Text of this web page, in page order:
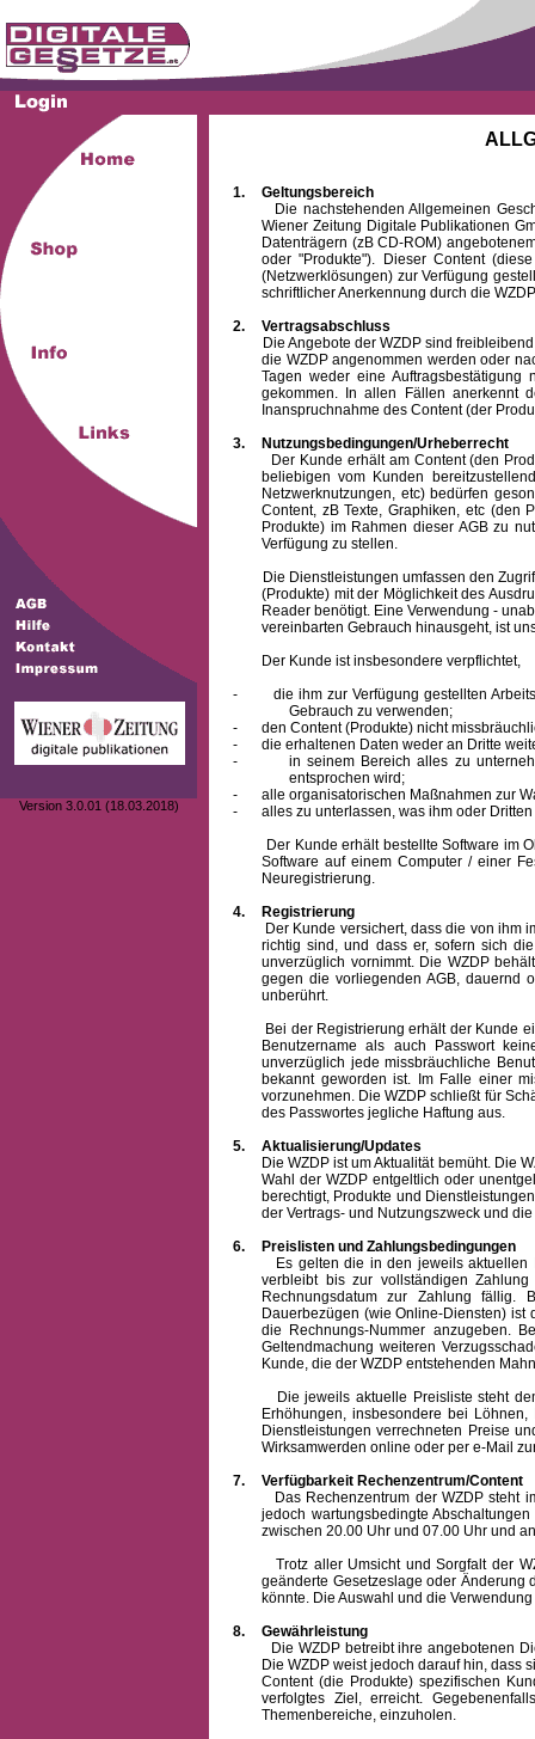
Version 3.0.01 (18.03.2018)
1.
Geltungsbereich
Die nachstehenden Allgemeinen
Wiener Zeitung Digitale Publikationen
Datenträgern (zB CD-ROM)
oder "Produkte"). Dieser Content
(Netzwerklösungen) zur Verfügung
schriftlicher Anerkennung durch die
2.
Vertragsabschluss
Die Angebote der WZDP sind freibleibend.
die WZDP angenommen werden oder
Tagen weder eine
gekommen. In allen Fällen anerkennt
Inanspruchnahme des Content (der
3.
Nutzungsbedingungen/Urheberrecht
Der Kunde erhält am Content (den
beliebigen vom Kunden
Netzwerknutzungen, etc) bedürfen
Content, zB Texte, Graphiken, etc (den
Produkte) im Rahmen dieser AGB zu
Verfügung zu stellen.
Die Dienstleistungen umfassen den Zugriff
(Produkte) mit der Möglichkeit des
Reader benötigt. Eine Verwendung -
vereinbarten Gebrauch hinausgeht, ist
Der Kunde ist insbesondere verpflichtet,
-
die ihm zur Verfügung gestellten
Gebrauch zu verwenden;
-
den Content (Produkte) nicht
-
die erhaltenen Daten weder an Dritte
-
in seinem Bereich alles zu
entsprochen wird;
-
alle organisatorischen Maßnahmen zur
-
alles zu unterlassen, was ihm oder
Der Kunde erhält bestellte Software im
Software auf einem Computer / einer
Neuregistrierung.
4.
Registrierung
Der Kunde versichert, dass die von ihm
richtig sind, und dass er, sofern sich
unverzüglich vornimmt. Die WZDP
gegen die vorliegenden AGB, dauernd
unberührt.
Bei der Registrierung erhält der Kunde
Benutzernameals auch Passwort
unverzüglich jede missbräuchliche
bekannt geworden ist. Im Falle einer
vorzunehmen. Die WZDP schließt für
des Passwortes jegliche Haftung aus.
5.
Aktualisierung/Updates
Die WZDP ist um Aktualität bemüht. Die
Wahl der WZDP entgeltlich oder
berechtigt, Produkte und
der Vertrags- und Nutzungszweck und
6.
Preislisten und Zahlungsbedingungen
Es gelten die in den jeweils aktuellen
verbleibt bis zur vollständigen
Rechnungsdatum zur Zahlung fällig.
Dauerbezügen (wie Online-Diensten)
die Rechnungs-Nummer anzugeben.
Geltendmachung weiteren
Kunde, die der WZDP entstehenden
Die jeweils aktuelle Preisliste steht dem
Erhöhungen, insbesondere bei
Dienstleistungen verrechneten Preise
Wirksamwerden online oder per e-Mail
7.
Verfügbarkeit Rechenzentrum/Content
Das Rechenzentrum der WZDP steht im
jedoch wartungsbedingte
zwischen 20.00 Uhr und 07.00 Uhr und
Trotz aller Umsicht und Sorgfalt der
geänderte Gesetzeslage oder Änderung
könnte. Die Auswahl und die
8.
Gewährleistung
Die WZDP betreibt ihre angebotenen
Die WZDP weist jedoch darauf hin, dass
Content (die Produkte) spezifischen
verfolgtes Ziel, erreicht.
Themenbereiche, einzuholen.